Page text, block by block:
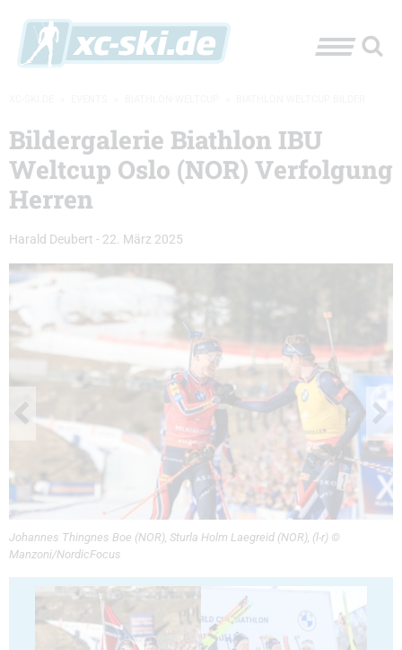
Bildergalerie Biathlon IBU
Weltcup Oslo (NOR) Verfolgung
Herren
Harald Deubert - 22. März 2025
Johannes Thingnes Boe (NOR), Sturla Holm Laegreid (NOR), (l-r) ©
Manzoni/NordicFocus